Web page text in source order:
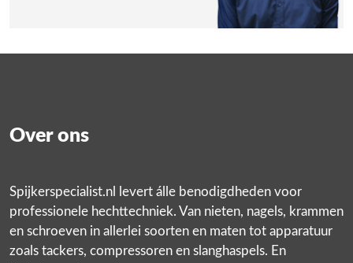
Over ons
Spijkerspecialist.nl levert álle benodigdheden voor
professionele hechttechniek. Van nieten, nagels, krammen
en schroeven in allerlei soorten en maten tot apparatuur
zoals tackers, compressoren en slanghaspels. En